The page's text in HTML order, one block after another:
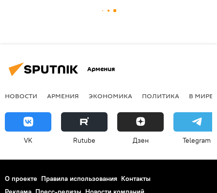
Армения
НОВОСТИ АРМЕНИЯ ЭКОНОМИКА ПОЛИТИКА В МИРЕ
VK Rutube Дзен Telegram
О проекте Правила использования Контакты